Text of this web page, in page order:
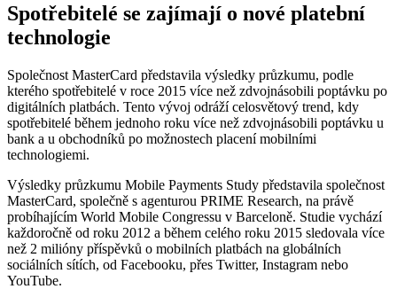
Spotřebitelé se zajímají o nové platební
technologie
Společnost MasterCard představila výsledky průzkumu, podle
kterého spotřebitelé v roce 2015 více než zdvojnásobili poptávku po
digitálních platbách. Tento vývoj odráží celosvětový trend, kdy
spotřebitelé během jednoho roku více než zdvojnásobili poptávku u
bank a u obchodníků po možnostech placení mobilními
technologiemi.
Výsledky průzkumu Mobile Payments Study představila společnost
MasterCard, společně s agenturou PRIME Research, na právě
probíhajícím World Mobile Congressu v Barceloně. Studie vychází
každoročně od roku 2012 a během celého roku 2015 sledovala více
než 2 milióny příspěvků o mobilních platbách na globálních
sociálních sítích, od Facebooku, přes Twitter, Instagram nebo
YouTube.